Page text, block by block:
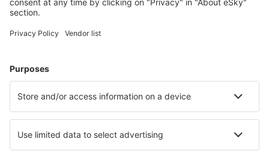
Meist gesuchte Unterkünfte von eSky Nutzern
Unterkünfte in USA - Beliebte Städte
Unterkunft in Myrtle Beach Unterkunft in Houston
Unterkunft in Killington Unterkunft in Anchorage